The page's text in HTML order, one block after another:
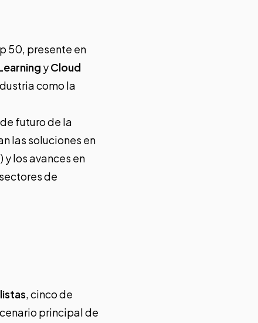
50, presente en
yCloud
como la
futuro de la
las soluciones en
) y los avances en
de
, cinco de
principal de